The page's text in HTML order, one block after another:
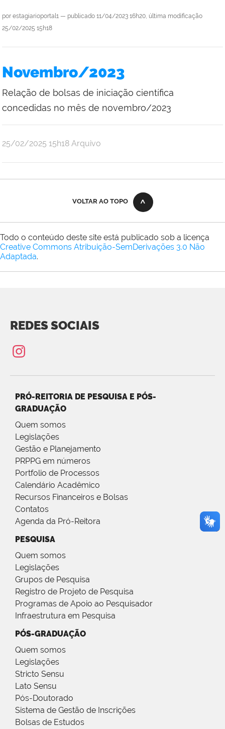
por estagiarioportal1 — publicado 11/04/2023 16h20, última modificação
25/02/2025 15h18
Novembro/2023
Relação de bolsas de iniciação científica
concedidas no mês de novembro/2023
por
da
publicado
25/02/2025 15h18 Arquivo
VOLTAR AO TOPO
Todo o conteúdo deste site está publicado sob a licença
Creative Commons Atribuição-SemDerivações 3.0 Não
Adaptada.
REDES SOCIAIS
PRÓ-REITORIA DE PESQUISA E PÓS-
GRADUAÇÃO
Quem somos
Legislações
Gestão e Planejamento
PRPPG em números
Portfolio de Processos
Calendário Acadêmico
Recursos Financeiros e Bolsas
Contatos
Agenda da Pró-Reitora
PESQUISA
Quem somos
Legislações
Grupos de Pesquisa
Registro de Projeto de Pesquisa
Programas de Apoio ao Pesquisador
Infraestrutura em Pesquisa
PÓS-GRADUAÇÃO
Quem somos
Legislações
Stricto Sensu
Lato Sensu
Pós-Doutorado
Sistema de Gestão de Inscrições
Bolsas de Estudos